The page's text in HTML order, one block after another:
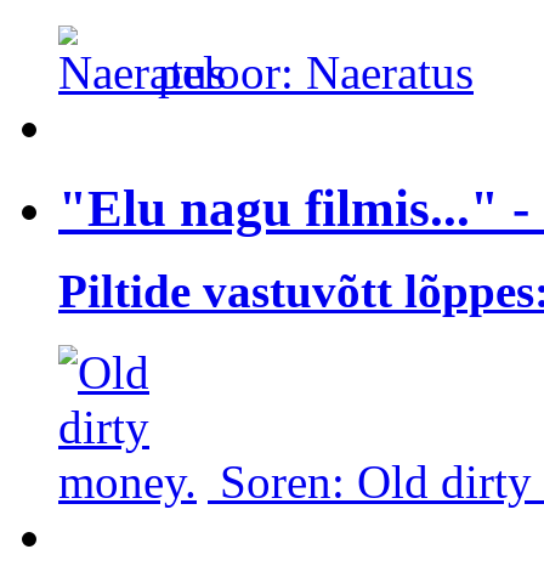
peloor: Naeratus
"Elu nagu filmis..."
Piltide vastuvõtt
Soren: Old dirty